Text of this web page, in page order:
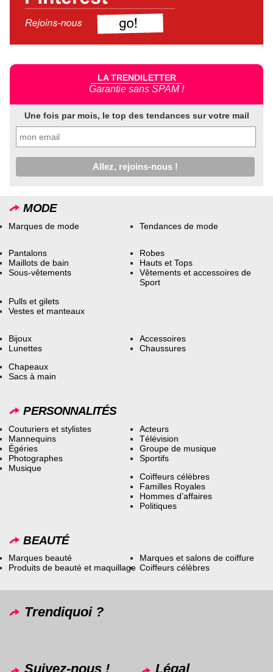
LA TRENDILETTER
Garantie sans SPAM !
Une fois par mois, le top des tendances sur votre mail
MODE
Marques de mode Tendances de mode
Pantalons
Maillots de bain
Sous-vêtements
Robes
Hauts et Tops
Vêtements et accessoires de
Sport
Pulls et gilets
Vestes et manteaux
Bijoux
Lunettes
Accessoires
Chaussures
Chapeaux
Sacs à main
PERSONNALITÉS
Couturiers et stylistes
Mannequins
Égéries
Photographes
Musique
Acteurs
Télévision
Groupe de musique
Sportifs
Coiffeurs célèbres
Familles Royales
Hommes d’affaires
Politiques
BEAUTÉ
Marques beauté
Produits de beauté et maquillage
Marques et salons de coiffure
Coiffeurs célèbres
Trendiquoi ?
Suivez-nous ! Légal